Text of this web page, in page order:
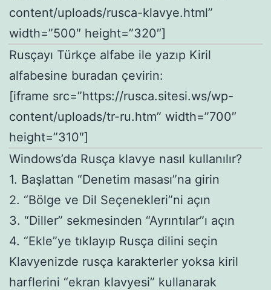
content/uploads/rusca-klavye.html”
width=”500″ height=”320″]
Rusçayı Türkçe alfabe ile yazıp Kiril
alfabesine buradan çevirin:
[iframe src=”https://rusca.sitesi.ws/wp-
content/uploads/tr-ru.htm” width=”700″
height=”310″]
Windows’da Rusça klavye nasıl kullanılır?
1. Başlattan “Denetim masası”na girin
2. “Bölge ve Dil Seçenekleri”ni açın
3. “Diller” sekmesinden “Ayrıntılar”ı açın
4. “Ekle”ye tıklayıp Rusça dilini seçin
Klavyenizde rusça karakterler yoksa kiril
harflerini “ekran klavyesi” kullanarak